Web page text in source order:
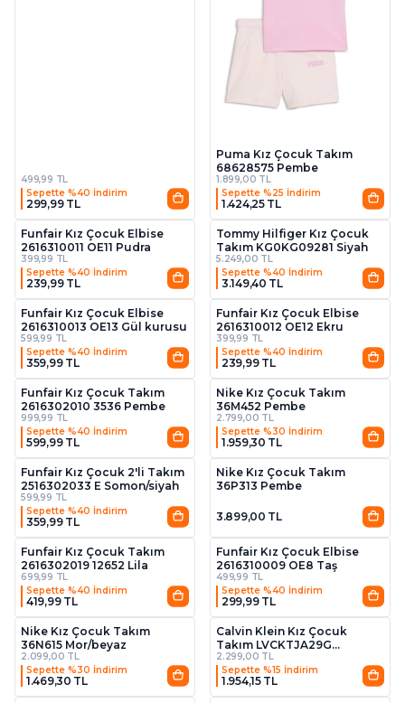
499,99 TL
Sepette %40 İndirim
299,99 TL
Puma Kız Çocuk Takım
68628575 Pembe
1.899,00 TL
Sepette %25 İndirim
1.424,25 TL
3
Funfair Kız Çocuk Elbise
2616310011 OE11 Pudra
399,99 TL
Sepette %40 İndirim
239,99 TL
Tommy Hilfiger Kız Çocuk
Takım KG0KG09281 Siyah
5.249,00 TL
Sepette %40 İndirim
3.149,40 TL
3
Funfair Kız Çocuk Elbise
2616310013 OE13 Gül kurusu
599,99 TL
Sepette %40 İndirim
359,99 TL
3
Funfair Kız Çocuk Elbise
2616310012 OE12 Ekru
399,99 TL
Sepette %40 İndirim
239,99 TL
2
Funfair Kız Çocuk Takım
2616302010 3536 Pembe
999,99 TL
Sepette %40 İndirim
599,99 TL
Nike Kız Çocuk Takım
36M452 Pembe
2.799,00 TL
Sepette %30 İndirim
1.959,30 TL
Funfair Kız Çocuk 2'li Takım
2516302033 E Somon/siyah
599,99 TL
Sepette %40 İndirim
359,99 TL
Nike Kız Çocuk Takım
36P313 Pembe
3.899,00 TL
2
Funfair Kız Çocuk Takım
2616302019 12652 Lila
699,99 TL
Sepette %40 İndirim
419,99 TL
3
Funfair Kız Çocuk Elbise
2616310009 OE8 Taş
499,99 TL
Sepette %40 İndirim
299,99 TL
Nike Kız Çocuk Takım
36N615 Mor/beyaz
2.099,00 TL
Sepette %30 İndirim
1.469,30 TL
2
Calvin Klein Kız Çocuk
Takım LVCKTJA29G
Siyah/beyaz
2.299,00 TL
Sepette %15 İndirim
1.954,15 TL
2 3